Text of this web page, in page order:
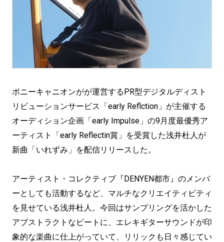
ポニーキャニオンがが運営するPR型デジタルディスト
リビューションサービス「early Reflction」が主催する
オーディション企画「early Impulse」の9月度最優秀ア
ーティスト「early Reflectin賞」を受賞した浅井杜人が
新曲「いれずみ」を配信リリースした。
アーティスト・コレクティブ『DENYEN都市』のメンバ
ーとしても活動するなど、マルチなクリエイティビティ
を見せている浅井杜人。今回はサンプリングを活かした
アブストラクトなビートに、エレキギターサウンドが印
象的な楽曲に仕上がっていて、リリックも日々感じてい